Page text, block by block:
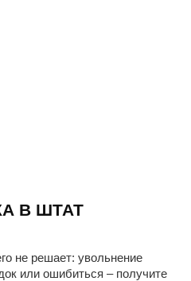
В ШТАТ
не решает: увольнение
или ошибиться – получите